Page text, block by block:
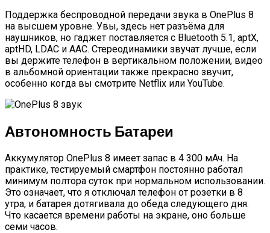
Поддержка беспроводной передачи звука в OnePlus 8
на высшем уровне. Увы, здесь нет разъёма для
наушников, но гаджет поставляется с Bluetooth 5.1, aptX,
aptHD, LDAC и AAC. Стереодинамики звучат лучше, если
вы держите телефон в вертикальном положении, видео
в альбомной ориентации также прекрасно звучит,
особенно когда вы смотрите Netflix или YouTube.
Автономность Батареи
Аккумулятор OnePlus 8 имеет запас в 4 300 мАч. На
практике, тестируемый смартфон постоянно работал
минимум полтора суток при нормальном использовании.
Это означает, что я отключал телефон от розетки в 8
утра, и батарея дотягивала до обеда следующего дня.
Что касается времени работы на экране, оно больше
семи часов.